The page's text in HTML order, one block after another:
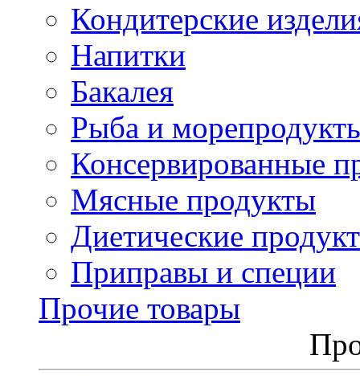
Кондитерские
Напитки
Бакалея
Рыба и
Консервированные
Мясные продукты
Диетические
Приправы и специи
Прочие товары